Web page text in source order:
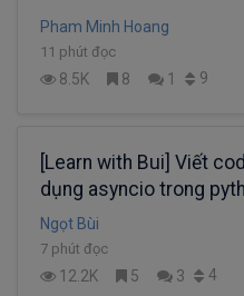
Pham Minh Hoang
11 phút đọc
8.5K 8 1 9
[Learn with Bui] Viết
dụng asyncio trong
Ngọt Bùi
7 phút đọc
12.2K 5 3 4